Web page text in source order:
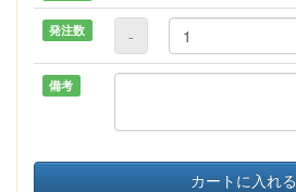
発注数 -
備考
カートに入れる